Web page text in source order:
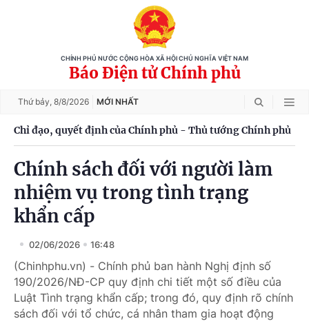
CHÍNH PHỦ NƯỚC CỘNG HÒA XÃ HỘI CHỦ NGHĨA VIỆT NAM
Báo Điện tử Chính phủ
Thứ bảy, 8/8/2026 MỚI NHẤT
Chỉ đạo, quyết định của Chính phủ - Thủ tướng Chính phủ
Chính sách đối với người làm
nhiệm vụ trong tình trạng
khẩn cấp
02/06/2026 16:48
(Chinhphu.vn) - Chính phủ ban hành Nghị định số
190/2026/NĐ-CP quy định chi tiết một số điều của
Luật Tình trạng khẩn cấp; trong đó, quy định rõ chính
sách đối với tổ chức, cá nhân tham gia hoạt động